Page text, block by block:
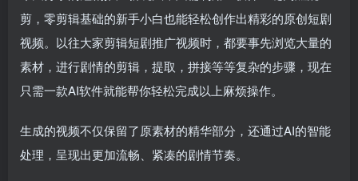
剪，零剪辑基础的新手小白也能轻松创作出精彩的原创短剧
视频。以往大家剪辑短剧推广视频时，都要事先浏览大量的
素材，进行剧情的剪辑，提取，拼接等等复杂的步骤，现在
只需一款AI软件就能帮你轻松完成以上麻烦操作。
生成的视频不仅保留了原素材的精华部分，还通过AI的智能
处理，呈现出更加流畅、紧凑的剧情节奏。